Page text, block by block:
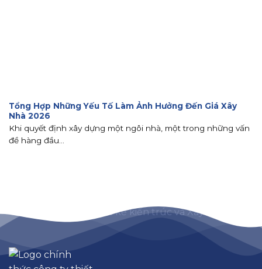
Tổng Hợp Những Yếu Tố Làm Ảnh Hưởng Đến Giá Xây
Nhà 2026
Khi quyết định xây dựng một ngôi nhà, một trong những vấn
đề hàng đầu...